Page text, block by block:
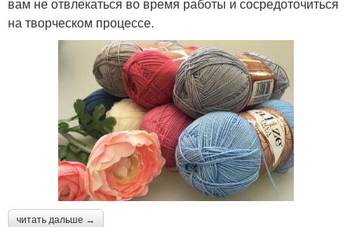
на творческом процессе.
читать дальше →